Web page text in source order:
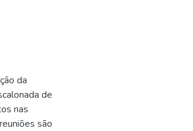
da
de
nas
são